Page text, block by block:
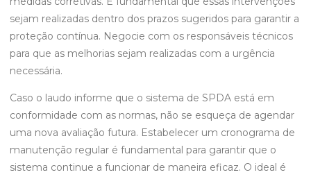
sejam realizadas dentro dos prazos sugeridos para garantir a
proteção contínua. Negocie com os responsáveis técnicos
para que as melhorias sejam realizadas com a urgência
necessária.
Caso o laudo informe que o sistema de SPDA está em
conformidade com as normas, não se esqueça de agendar
uma nova avaliação futura. Estabelecer um cronograma de
manutenção regular é fundamental para garantir que o
sistema continue a funcionar de maneira eficaz. O ideal é